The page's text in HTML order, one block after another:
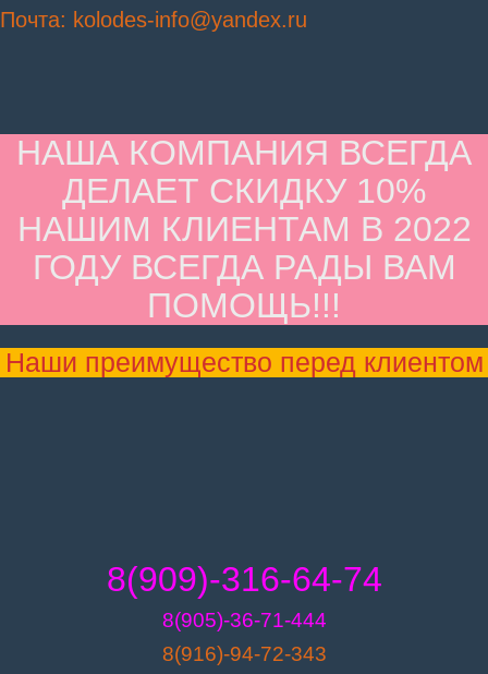
Почта: kolodes-info@yandex.ru
НАША КОМПАНИЯ ВСЕГДА
ДЕЛАЕТ СКИДКУ 10%
НАШИМ КЛИЕНТАМ В 2022
ГОДУ ВСЕГДА РАДЫ ВАМ
ПОМОЩЬ!!!
Наши преимущество перед клиентом
8(909)-316-64-74
8(905)-36-71-444
8(916)-94-72-343